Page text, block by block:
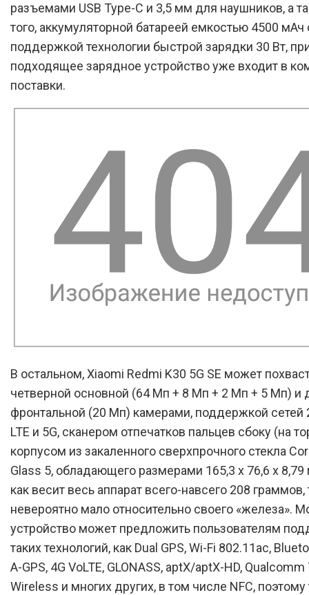
разъемами USB Type-C и 3,5 мм для наушников, а
того, аккумуляторной батареей емкостью 4500 мАч
поддержкой технологии быстрой зарядки 30 Вт,
подходящее зарядное устройство уже входит в
поставки.
В остальном, Xiaomi Redmi K30 5G SE может
четверной основной (64 Мп + 8 Мп + 2 Мп + 5 Мп) и
фронтальной (20 Мп) камерами, поддержкой сетей
LTE и 5G, сканером отпечатков пальцев сбоку (на
корпусом из закаленного сверхпрочного стекла
Glass 5, обладающего размерами 165,3 х 76,6 х 8,79
как весит весь аппарат всего-навсего 208 граммов,
невероятно мало относительно своего «железа».
устройство может предложить пользователям
таких технологий, как Dual GPS, Wi-Fi 802.11ac,
A-GPS, 4G VoLTE, GLONASS, aptX/aptX-HD, Qualcomm
Wireless и многих других, в том числе NFC,